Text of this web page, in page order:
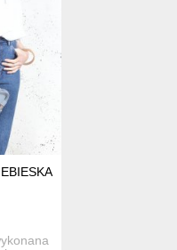
MAŁA KOPERTÓWKA